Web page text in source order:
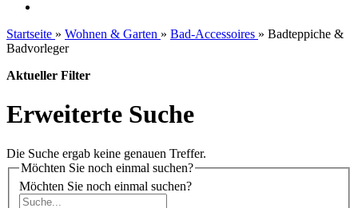
Startseite » Wohnen & Garten » Bad-Accessoires » Badteppiche &
Badvorleger
Aktueller Filter
Erweiterte Suche
Die Suche ergab keine genauen Treffer.
Möchten Sie noch einmal suchen?
Möchten Sie noch einmal suchen?